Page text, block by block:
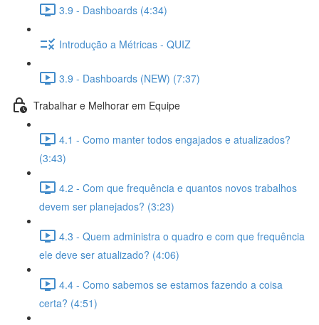
3.9 - Dashboards (4:34)
Introdução a Métricas - QUIZ
3.9 - Dashboards (NEW) (7:37)
Trabalhar e Melhorar em Equipe
4.1 - Como manter todos engajados e atualizados?
(3:43)
4.2 - Com que frequência e quantos novos trabalhos
devem ser planejados? (3:23)
4.3 - Quem administra o quadro e com que frequência
ele deve ser atualizado? (4:06)
4.4 - Como sabemos se estamos fazendo a coisa
certa? (4:51)